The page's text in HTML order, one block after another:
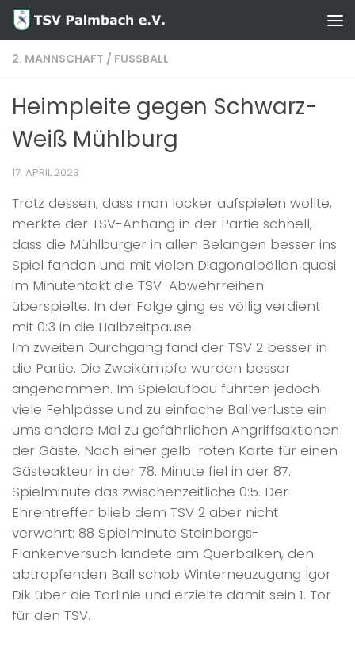
Zum Inhalt springen
2. MANNSCHAFT / FUSSBALL
Heimpleite gegen Schwarz-
Weiß Mühlburg
17. APRIL 2023
Trotz dessen, dass man locker aufspielen wollte,
merkte der TSV-Anhang in der Partie schnell,
dass die Mühlburger in allen Belangen besser ins
Spiel fanden und mit vielen Diagonalbällen quasi
im Minutentakt die TSV-Abwehrreihen
überspielte. In der Folge ging es völlig verdient
mit 0:3 in die Halbzeitpause.
Im zweiten Durchgang fand der TSV 2 besser in
die Partie. Die Zweikämpfe wurden besser
angenommen. Im Spielaufbau führten jedoch
viele Fehlpässe und zu einfache Ballverluste ein
ums andere Mal zu gefährlichen Angriffsaktionen
der Gäste. Nach einer gelb-roten Karte für einen
Gästeakteur in der 78. Minute fiel in der 87.
Spielminute das zwischenzeitliche 0:5. Der
Ehrentreffer blieb dem TSV 2 aber nicht
verwehrt: 88 Spielminute Steinbergs-
Flankenversuch landete am Querbalken, den
abtropfenden Ball schob Winterneuzugang Igor
Dik über die Torlinie und erzielte damit sein 1. Tor
für den TSV.